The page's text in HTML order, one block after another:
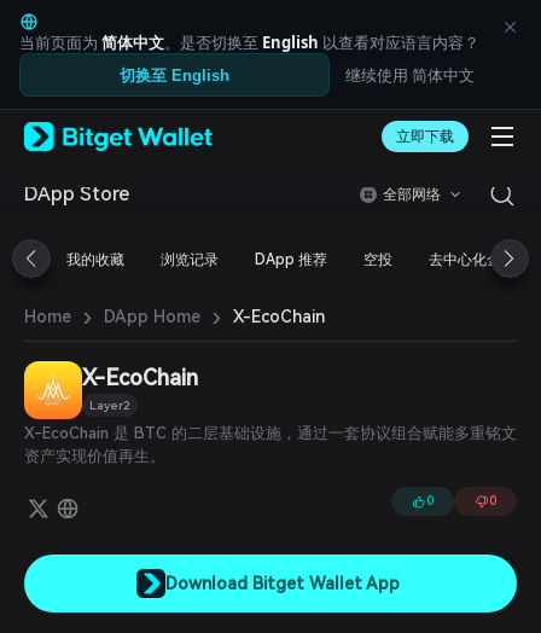
English
日本語
Tiếng Việt
Русский
Español (Latinoamérica)
Türkçe
Français
简体中文
繁體中文
Bahasa Indonesia
ภาษาไทย
العربية
हिन्दी
বাংলা
Español
Português (Brasil)
当前页面为 简体中文。是否切换至 English 以查看对应语言内容？
切换至 English 继续使用 简体中文
立即下载
DApp Store 全部网络
我的收藏 浏览记录 DApp 推荐 空投 去中心化金融
Home › DApp Home › X-EcoChain
X-EcoChain
Layer2
X-EcoChain 是 BTC 的二层基础设施，通过一套协议组合赋能多重铭文
资产实现价值再生。
0 0
Download Bitget Wallet App